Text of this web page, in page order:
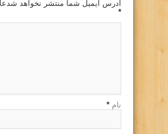
آدرس ایمیل شما منتشر نخواهد
*
نام *